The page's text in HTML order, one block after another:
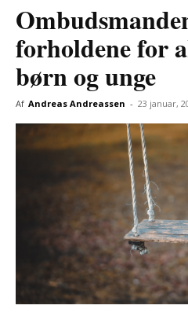
forholdene for
børn og unge
Af Andreas Andreassen - 23 januar,